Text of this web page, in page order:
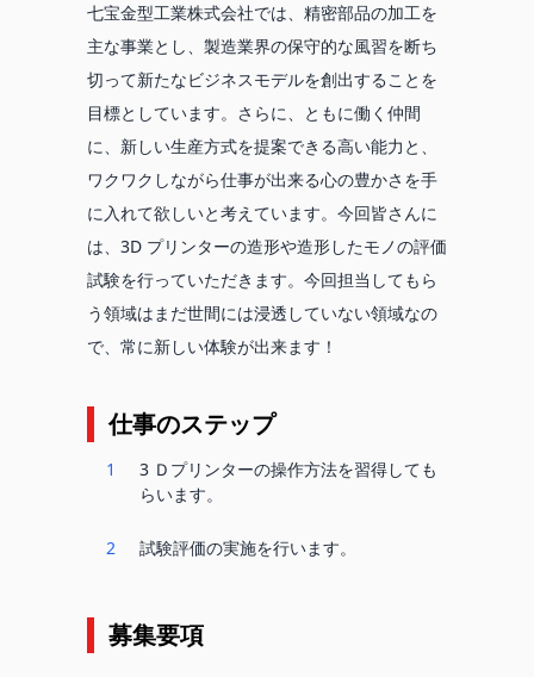
七宝金型工業株式会社では、精密部品の加工を
主な事業とし、製造業界の保守的な風習を断ち
切って新たなビジネスモデルを創出することを
目標としています。さらに、ともに働く仲間
に、新しい生産方式を提案できる高い能力と、
ワクワクしながら仕事が出来る心の豊かさを手
に入れて欲しいと考えています。今回皆さんに
は、3D プリンターの造形や造形したモノの評価
試験を行っていただきます。今回担当してもら
う領域はまだ世間には浸透していない領域なの
で、常に新しい体験が出来ます！
仕事のステップ
1
3 Ｄプリンターの操作方法を習得しても
らいます。
2 試験評価の実施を行います。
募集要項